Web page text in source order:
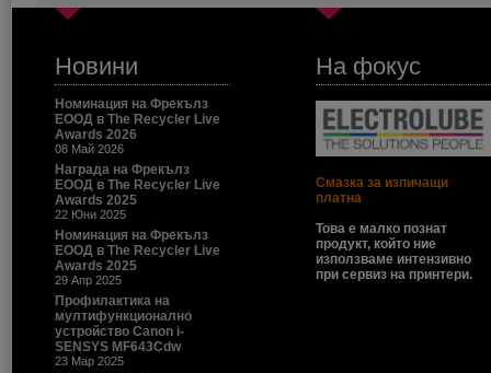
Новини
Номинация на Фрекълз
ЕООД в The Recycler Live
Awards 2026
08 Май 2026
Награда на Фрекълз
ЕООД в The Recycler Live
Awards 2025
22 Юни 2025
Номинация на Фрекълз
ЕООД в The Recycler Live
Awards 2025
29 Апр 2025
Профилактика на
мултифункционално
устройство Canon i-
SENSYS MF643Cdw
23 Мар 2025
На фокус
Смазка за изпичащи
платна
Това е малко познат
продукт, който ние
използваме интензивно
при сервиз на принтери.